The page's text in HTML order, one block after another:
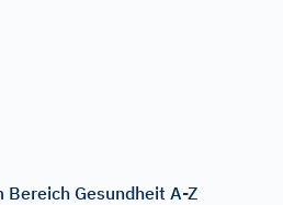
Gesundheit A-Z